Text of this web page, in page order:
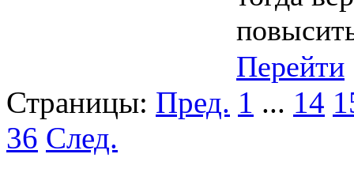
Перейти
Страницы: Пред. 1 ... 14
36 След.